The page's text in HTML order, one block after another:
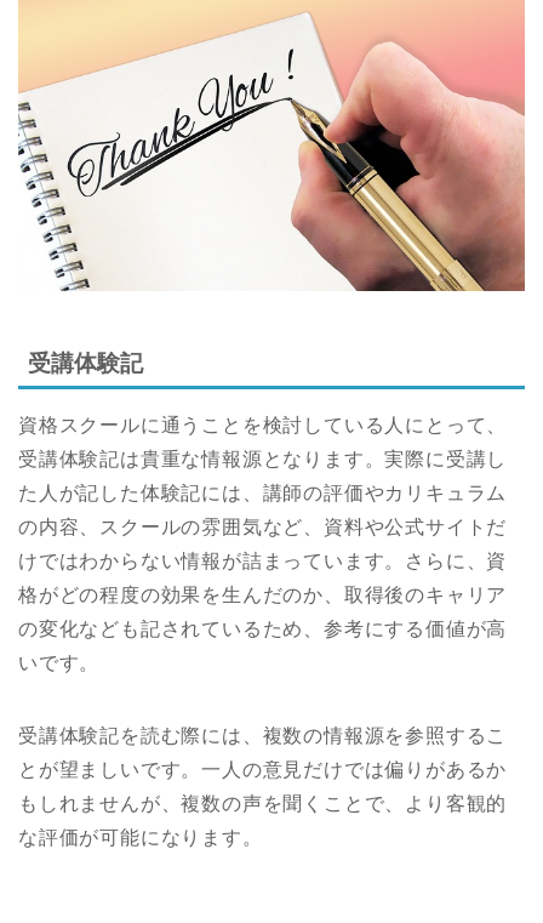
受講体験記
資格スクールに通うことを検討している人にとって、
受講体験記は貴重な情報源となります。実際に受講し
た人が記した体験記には、講師の評価やカリキュラム
の内容、スクールの雰囲気など、資料や公式サイトだ
けではわからない情報が詰まっています。さらに、資
格がどの程度の効果を生んだのか、取得後のキャリア
の変化なども記されているため、参考にする価値が高
いです。
受講体験記を読む際には、複数の情報源を参照するこ
とが望ましいです。一人の意見だけでは偏りがあるか
もしれませんが、複数の声を聞くことで、より客観的
な評価が可能になります。